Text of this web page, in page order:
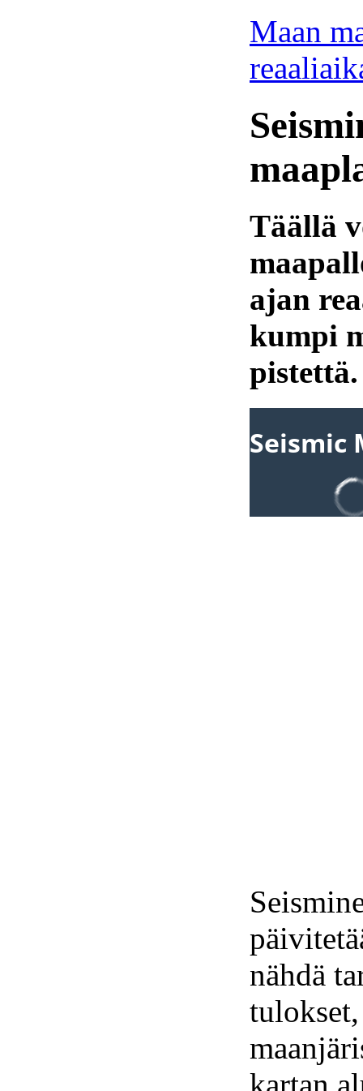
Maan
Täällä
ajan
kumpi
pistettä.
nähdä
kartan